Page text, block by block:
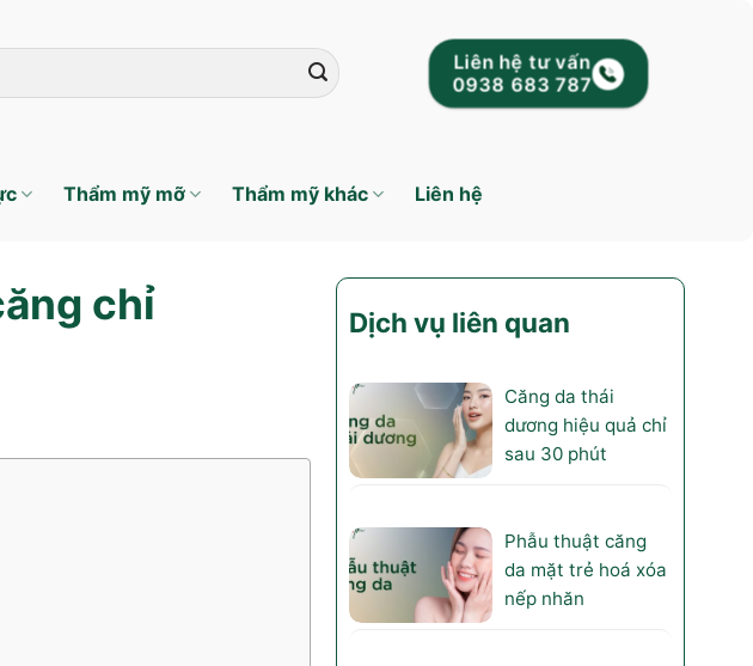
Liên hệ tư vấn
0938 683 787
Thẩm mỹ mỡ Thẩm mỹ khác Liên hệ
chỉ
Dịch vụ liên quan
Căng da thái
dương hiệu quả chỉ
sau 30 phút
Phẫu thuật căng
da mặt trẻ hoá xóa
nếp nhăn